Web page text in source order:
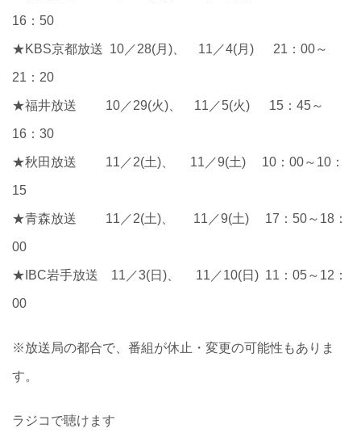
16：50
★KBS京都放送 10／28(月)、 11／4(月) 21：00～
21：20
★福井放送 10／29(火)、 11／5(火) 15：45～
16：30
★秋田放送 11／2(土)、 11／9(土) 10：00～10：
15
★青森放送 11／2(土)、 11／9(土) 17：50～18：
00
★IBC岩手放送 11／3(日)、 11／10(日) 11：05～12：
00
※放送局の都合で、番組が休止・変更の可能性もありま
す。
ラジコで聴けます